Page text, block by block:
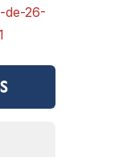
de-26-